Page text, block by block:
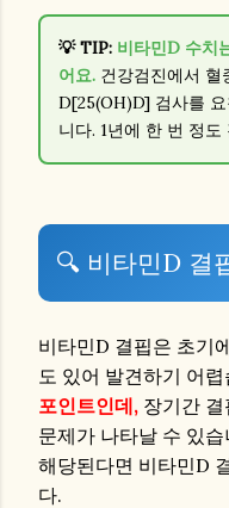
💡 TIP: 비타민D 수치
어요. 건강검진에서 혈
D[25(OH)D] 검사를
니다. 1년에 한 번 정
🔍 비타민D 결
비타민D 결핍은 초기
도 있어 발견하기 어
포인트인데, 장기간
문제가 나타날 수 있
해당된다면 비타민D
다.